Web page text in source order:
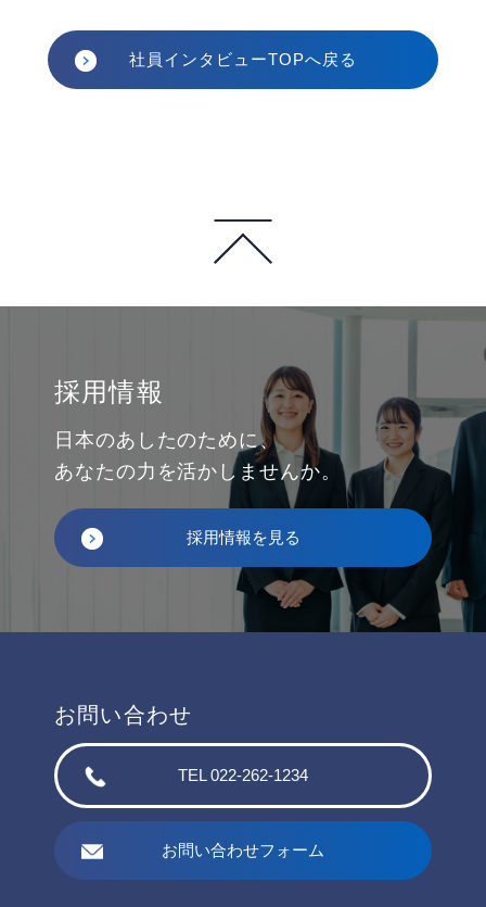
社員インタビューTOPへ戻る
採用情報
日本のあしたのために、
あなたの力を活かしませんか。
採用情報を見る
お問い合わせ
TEL 022-262-1234
お問い合わせフォーム